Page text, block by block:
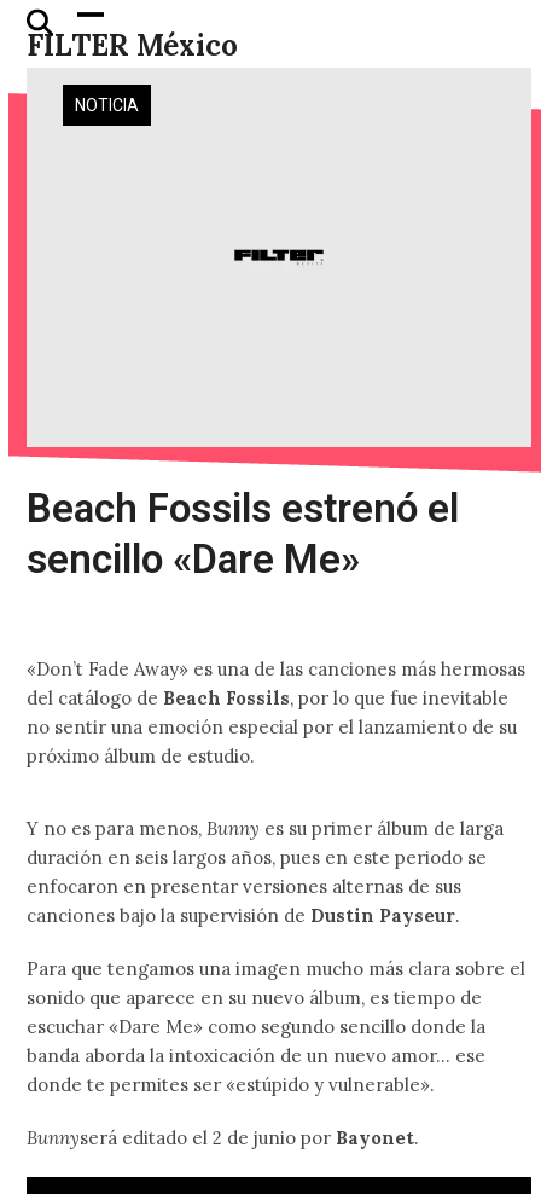
Skip
FILTER México
Open
mobile
menu
Close
mobile
menu
NOTICIA
Beach Fossils estrenó el
sencillo «Dare Me»
«Don’t Fade Away» es una de las canciones más hermosas
del catálogo de Beach Fossils, por lo que fue inevitable
no sentir una emoción especial por el lanzamiento de su
próximo álbum de estudio.
Y no es para menos, Bunny es su primer álbum de larga
duración en seis largos años, pues en este periodo se
enfocaron en presentar versiones alternas de sus
canciones bajo la supervisión de Dustin Payseur.
Para que tengamos una imagen mucho más clara sobre el
sonido que aparece en su nuevo álbum, es tiempo de
escuchar «Dare Me» como segundo sencillo donde la
banda aborda la intoxicación de un nuevo amor… ese
donde te permites ser «estúpido y vulnerable».
Bunnyserá editado el 2 de junio por Bayonet.